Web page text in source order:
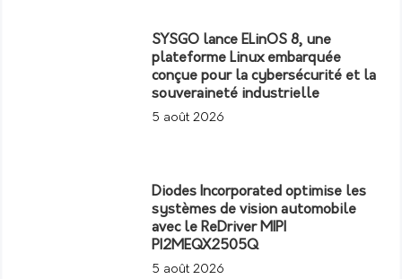
SYSGO lance ELinOS 8, une
plateforme Linux embarquée
conçue pour la cybersécurité et la
souveraineté industrielle
5 août 2026
Diodes Incorporated optimise les
systèmes de vision automobile
avec le ReDriver MIPI
PI2MEQX2505Q
5 août 2026